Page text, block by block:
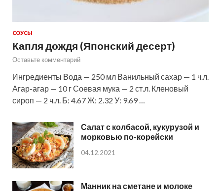
СОУСЫ
Капля дождя (Японский десерт)
Оставьте комментарий
Ингредиенты Вода — 250 мл Ванильный сахар — 1 ч.л.
Агар-агар — 10 г Соевая мука — 2 ст.л. Кленовый
сироп — 2 ч.л. Б: 4.67 Ж: 2.32 У: 9.69 …
Салат с колбасой, кукурузой и
морковью по-корейски
04.12.2021
Манник на сметане и молоке